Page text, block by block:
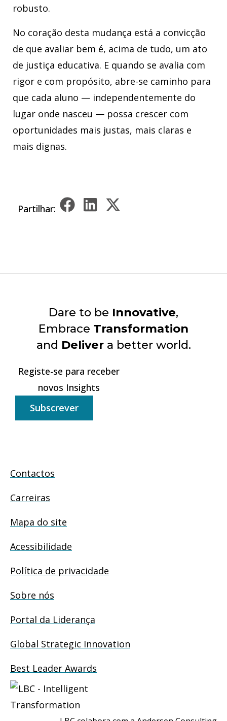
robusto.
No coração desta mudança está a convicção
de que avaliar bem é, acima de tudo, um ato
de justiça educativa. E quando se avalia com
rigor e com propósito, abre-se caminho para
que cada aluno — independentemente do
lugar onde nasceu — possa crescer com
oportunidades mais justas, mais claras e
mais dignas.
Partilhar:
Dare to be Innovative,
Embrace Transformation
and Delivera better world.
Registe-se para receber
novos Insights
Subscrever
Contactos
Carreiras
Mapa do site
Acessibilidade
Política de privacidade
Sobre nós
Portal da Liderança
Global Strategic Innovation
Best Leader Awards